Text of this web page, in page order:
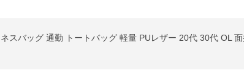
スバッグ 通勤 トートバッグ 軽量 PUレザー 20代 30代 OL